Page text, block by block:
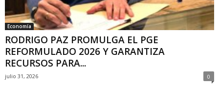
Economía
RODRIGO PAZ PROMULGA EL PGE
REFORMULADO 2026 Y GARANTIZA
RECURSOS PARA...
julio 31, 2026 0